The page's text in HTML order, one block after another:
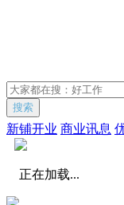
搜索
新铺开业 商业讯息
正在加载...